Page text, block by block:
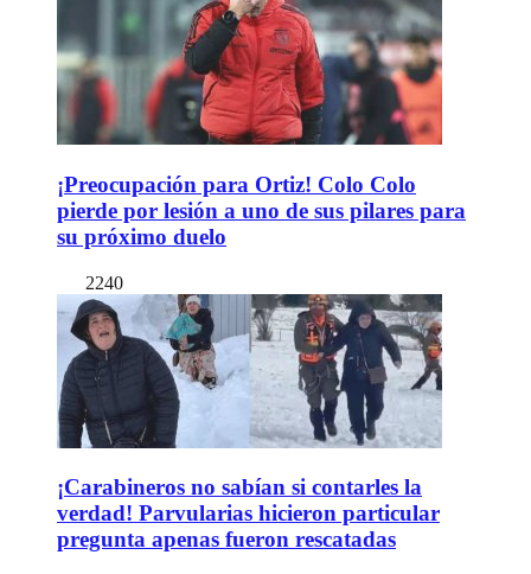
¡Preocupación para Ortiz! Colo Colo
pierde por lesión a uno de sus pilares para
su próximo duelo
2240
¡Carabineros no sabían si contarles la
verdad! Parvularias hicieron particular
pregunta apenas fueron rescatadas